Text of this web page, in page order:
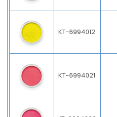
KT-6994012
KT-6994021